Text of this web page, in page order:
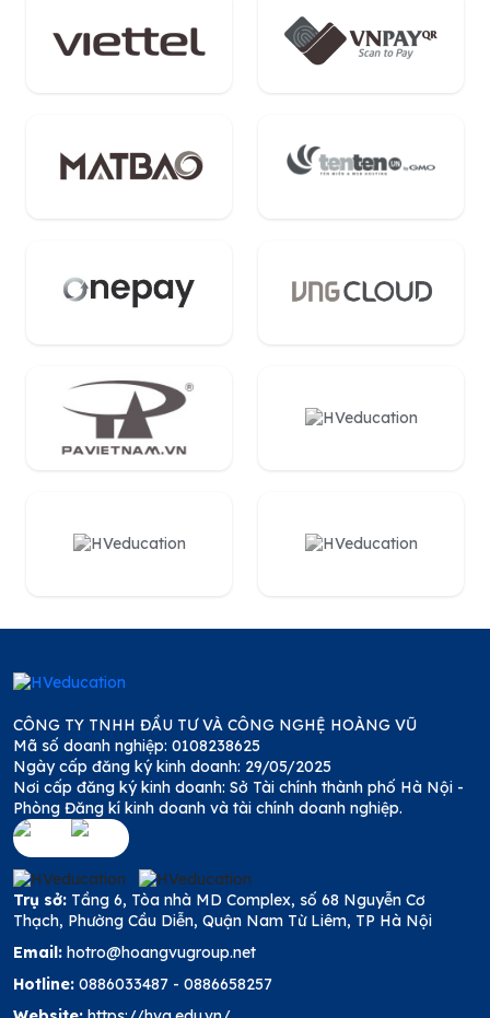
CÔNG TY TNHH ĐẦU TƯ VÀ CÔNG NGHỆ HOÀNG VŨ
Mã số doanh nghiệp: 0108238625
Ngày cấp đăng ký kinh doanh: 29/05/2025
Nơi cấp đăng ký kinh doanh: Sở Tài chính thành phố Hà Nội -
Phòng Đăng kí kinh doanh và tài chính doanh nghiệp.
Trụ sở: Tầng 6, Tòa nhà MD Complex, số 68 Nguyễn Cơ
Thạch, Phường Cầu Diễn, Quận Nam Từ Liêm, TP Hà Nội
Email: hotro@hoangvugroup.net
Hotline: 0886033487 - 0886658257